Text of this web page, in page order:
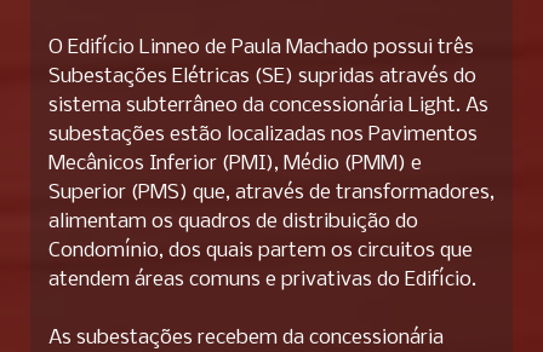
O Edifício Linneo de Paula Machado possui três
Subestações Elétricas (SE) supridas através do
sistema subterrâneo da concessionária Light. As
subestações estão localizadas nos Pavimentos
Mecânicos Inferior (PMI), Médio (PMM) e
Superior (PMS) que, através de transformadores,
alimentam os quadros de distribuição do
Condomínio, dos quais partem os circuitos que
atendem áreas comuns e privativas do Edifício.
As subestações recebem da concessionária